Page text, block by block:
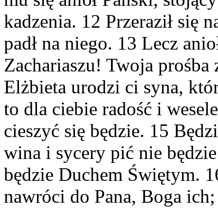
kadzenia. 12 Przeraził się
padł na niego. 13 Lecz
Zachariaszu! Twoja prośba
Elżbieta urodzi ci syna,
to dla ciebie radość i
cieszyć się będzie. 15
wina i sycery pić nie
będzie Duchem Świętym.
nawróci do Pana, Boga